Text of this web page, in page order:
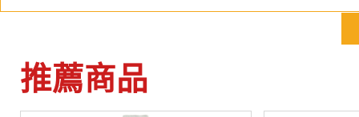
推薦商品